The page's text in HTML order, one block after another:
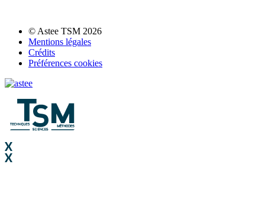
© Astee TSM 2026
Mentions légales
Crédits
Préférences cookies